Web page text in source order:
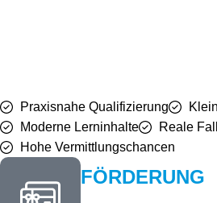
Praxisnahe Qualifizierung
Moderne Lerninhalte
Reale
Hohe Vermittlungschancen
FÖRDERUNG